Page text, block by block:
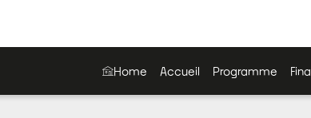
Home Accueil Programme